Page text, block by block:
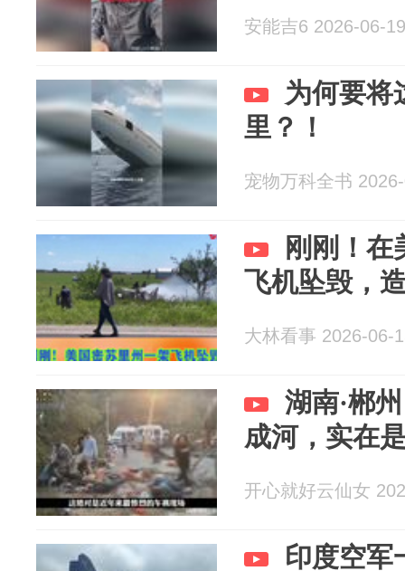
安能吉6 2026-06-19
为何要将
里？！
宠物万科全书
刚刚！在
飞机坠毁，
大林看事 2026-06-
湖南·郴
成河，实在
开心就好云仙女
印度空军